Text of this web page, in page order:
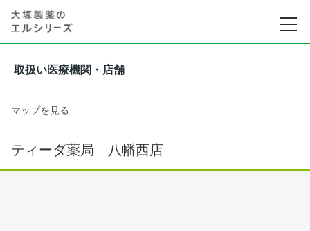
取扱い医療機関・店舗
マップを見る
ティーダ薬局 八幡西店